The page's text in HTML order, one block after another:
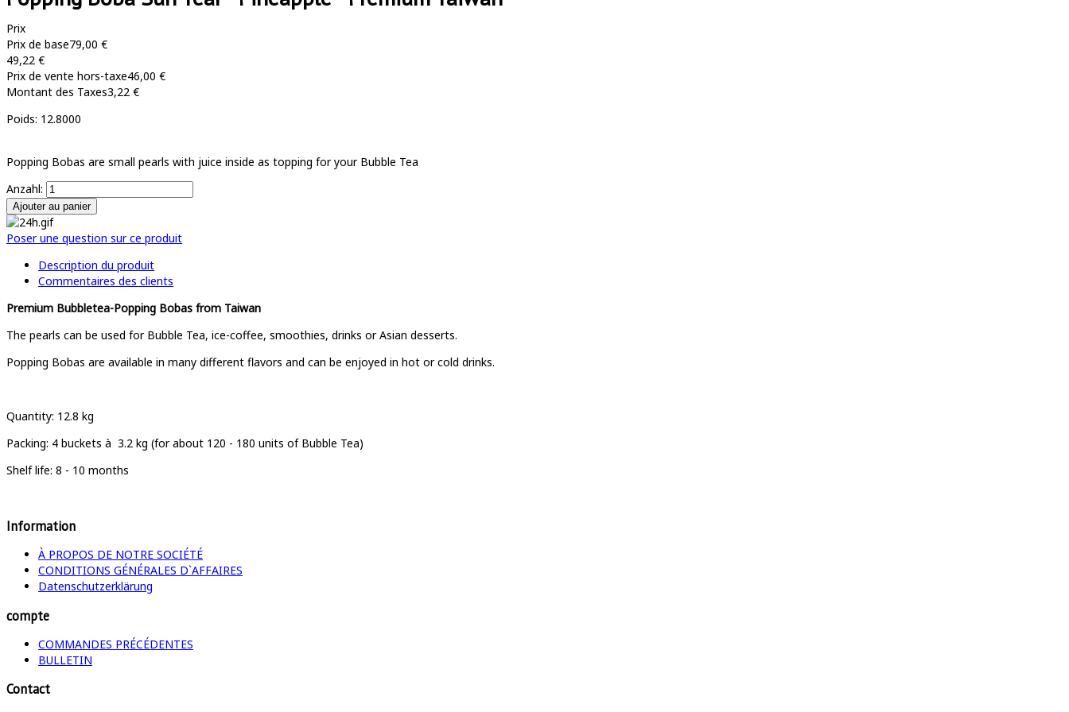
Prix
Prix de base79,00 €
49,22 €
Prix de vente hors-taxe46,00 €
Montant des Taxes3,22 €
Poids: 12.8000
Popping Bobas are small pearls with juice inside as topping for your Bubble Tea
Anzahl:
Poser une question sur ce produit
Description du produit
Commentaires des clients
Premium Bubbletea-Popping Bobas from Taiwan
The pearls can be used for Bubble Tea, ice-coffee, smoothies, drinks or Asian desserts.
Popping Bobas are available in many different flavors and can be enjoyed in hot or cold drinks.
Quantity: 12.8 kg
Packing: 4 buckets à 3.2 kg (for about 120 - 180 units of Bubble Tea)
Shelf life: 8 - 10 months
Information
À PROPOS DE NOTRE SOCIÉTÉ
CONDITIONS GÉNÉRALES D`AFFAIRES
Datenschutzerklärung
compte
COMMANDES PRÉCÉDENTES
BULLETIN
Contact